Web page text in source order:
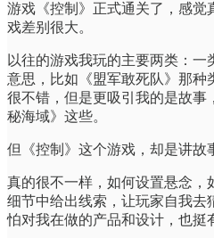
游戏《控制》正式通关了，感觉
戏差别很大。
以往的游戏我玩的主要两类：
意思，比如《盟军敢死队》那种
很不错，但是更吸引我的是故事
秘海域》这些。
但《控制》这个游戏，却是讲故
真的很不一样，如何设置悬念，
细节中给出线索，让玩家自我去
怕对我在做的产品和设计，也挺